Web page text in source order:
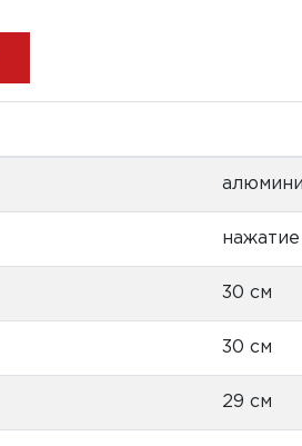
нажатие
30 см
30 см
29 см